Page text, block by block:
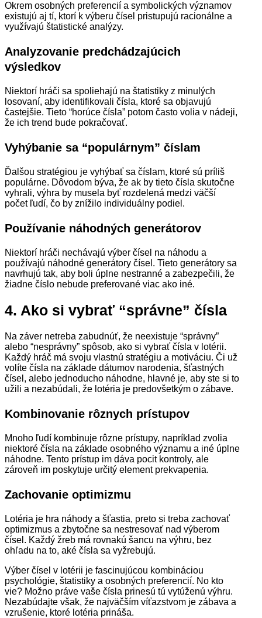
Okrem osobných preferencií a symbolických významov
existujú aj tí, ktorí k výberu čísel pristupujú racionálne a
využívajú štatistické analýzy.
Analyzovanie predchádzajúcich
výsledkov
Niektorí hráči sa spoliehajú na štatistiky z minulých
losovaní, aby identifikovali čísla, ktoré sa objavujú
častejšie. Tieto “horúce čísla” potom často volia v nádeji,
že ich trend bude pokračovať.
Vyhýbanie sa “populárnym” číslam
Ďalšou stratégiou je vyhýbať sa číslam, ktoré sú príliš
populárne. Dôvodom býva, že ak by tieto čísla skutočne
vyhrali, výhra by musela byť rozdelená medzi väčší
počet ľudí, čo by znížilo individuálny podiel.
Používanie náhodných generátorov
Niektorí hráči nechávajú výber čísel na náhodu a
používajú náhodné generátory čísel. Tieto generátory sa
navrhujú tak, aby boli úplne nestranné a zabezpečili, že
žiadne číslo nebude preferované viac ako iné.
4. Ako si vybrať “správne” čísla
Na záver netreba zabudnúť, že neexistuje “správny”
alebo “nesprávny” spôsob, ako si vybrať čísla v lotérii.
Každý hráč má svoju vlastnú stratégiu a motiváciu. Či už
volíte čísla na základe dátumov narodenia, šťastných
čísel, alebo jednoducho náhodne, hlavné je, aby ste si to
užili a nezabúdali, že lotéria je predovšetkým o zábave.
Kombinovanie rôznych prístupov
Mnoho ľudí kombinuje rôzne prístupy, napríklad zvolia
niektoré čísla na základe osobného významu a iné úplne
náhodne. Tento prístup im dáva pocit kontroly, ale
zároveň im poskytuje určitý element prekvapenia.
Zachovanie optimizmu
Lotéria je hra náhody a šťastia, preto si treba zachovať
optimizmus a zbytočne sa nestresovať nad výberom
čísel. Každý žreb má rovnakú šancu na výhru, bez
ohľadu na to, aké čísla sa vyžrebujú.
Výber čísel v lotérii je fascinujúcou kombináciou
psychológie, štatistiky a osobných preferencií. No kto
vie? Možno práve vaše čísla prinesú tú vytúženú výhru.
Nezabúdajte však, že najväčším víťazstvom je zábava a
vzrušenie, ktoré lotéria prináša.